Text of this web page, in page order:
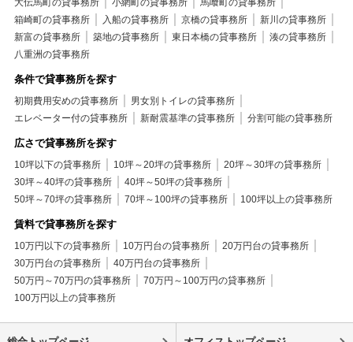
大伝馬町の貸事務所
小網町の貸事務所
馬喰町の貸事務所
箱崎町の貸事務所
入船の貸事務所 京橋の貸事務所
新川の貸事務所
新富の貸事務所
築地の貸事務所 東日本橋の貸事務所
湊の貸事務所
八重洲の貸事務所
条件で貸事務所を探す
初期費用安めの貸事務所
男女別トイレの貸事務所
エレベーター付の貸事務所
新耐震基準の貸事務所 分割可能の貸事務所
広さで貸事務所を探す
10坪以下の貸事務所 10坪～20坪の貸事務所
20坪～30坪の貸事務所
30坪～40坪の貸事務所
40坪～50坪の貸事務所
50坪～70坪の貸事務所
70坪～100坪の貸事務所 100坪以上の貸事務所
賃料で貸事務所を探す
10万円以下の貸事務所 10万円台の貸事務所
20万円台の貸事務所
30万円台の貸事務所
40万円台の貸事務所
50万円～70万円の貸事務所
70万円～100万円の貸事務所
100万円以上の貸事務所